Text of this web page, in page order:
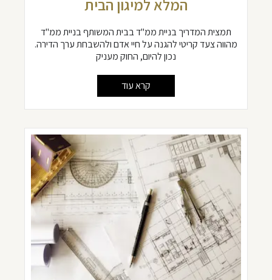
המלא למיגון הבית
תמצית המדריך בניית ממ"ד בבית המשותף בניית ממ"ד
מהווה צעד קריטי להגנה על חיי אדם ולהשבחת ערך הדירה.
נכון להיום, החוק מעניק
קרא עוד